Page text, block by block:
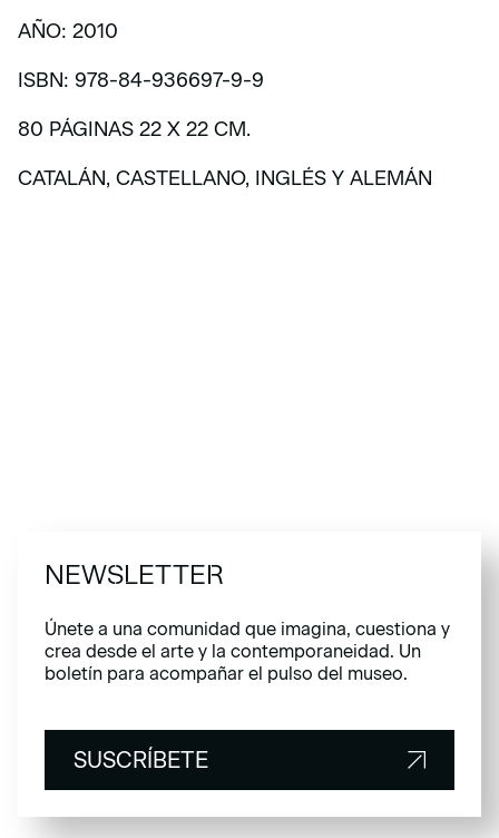
AÑO: 2010
ISBN: 978-84-936697-9-9
80 PÁGINAS 22 X 22 CM.
CATALÁN, CASTELLANO, INGLÉS Y ALEMÁN
NEWSLETTER
Únete a una comunidad que imagina, cuestiona y
crea desde el arte y la contemporaneidad. Un
boletín para acompañar el pulso del museo.
SUSCRÍBETE
SUSCRÍBETE